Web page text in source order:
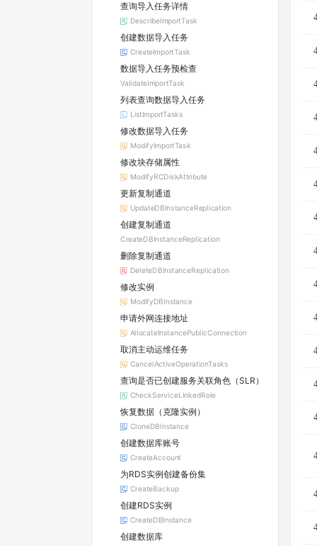
查询导入任务详情
DescribeImportTask
创建数据导入任务
CreateImportTask
数据导入任务预检查
ValidateImportTask
列表查询数据导入任务
ListImportTasks
修改数据导入任务
ModifyImportTask
修改块存储属性
ModifyRCDiskAttribute
更新复制通道
UpdateDBInstanceReplication
创建复制通道
CreateDBInstanceReplication
删除复制通道
DeleteDBInstanceReplication
修改实例
ModifyDBInstance
申请外网连接地址
AllocateInstancePublicConnection
取消主动运维任务
CancelActiveOperationTasks
查询是否已创建服务关联角色（SLR）
CheckServiceLinkedRole
恢复数据（克隆实例）
CloneDBInstance
创建数据库账号
CreateAccount
为RDS实例创建备份集
CreateBackup
创建RDS实例
CreateDBInstance
创建数据库